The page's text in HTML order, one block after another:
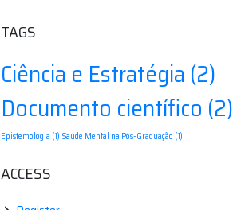
TAGS
Ciência e Estratégia(2)
Documento científico (2)
Epistemologia (1) Saúde Mental na Pós-Graduação (1)
ACCESS